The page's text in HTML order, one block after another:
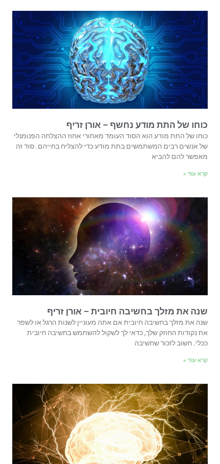
כוחו של התת מודע נחשף – אורן זריף
כוחו של התת מודע הוא הסוד העומד מאחורי אחוז ההצלחה הפנומנלי
של אנשים רבים המשתמשים בתת מודע כדי להצליח בחייהם. סוד זה
מאפשר להם להביא
קרא עוד »
שנה את מזלך בחשיבה חיובית – אורן זריף
שנה את מזלך בחשיבה חיובית אם אתה מעוניין לשנות הרגל או לשפר
את נקודות החוזק שלך, כדאי לך לשקול להשתמש בחשיבה חיובית
ככלי. חשוב לזכור שחשיבה
קרא עוד »